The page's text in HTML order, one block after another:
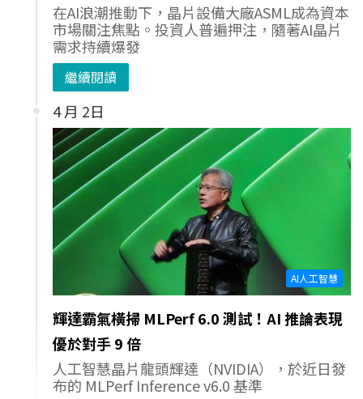
在AI浪潮推動下，晶片設備大廠ASML成為資本
市場關注焦點。投資人普遍押注，隨著AI晶片
需求持續爆發
繼續閱讀
4 月 2日
AI人工智慧
輝達霸氣橫掃 MLPerf 6.0 測試！AI 推論表現
優於對手 9 倍
人工智慧晶片龍頭輝達（NVIDIA），於近日發
布的 MLPerf Inference v6.0 基準